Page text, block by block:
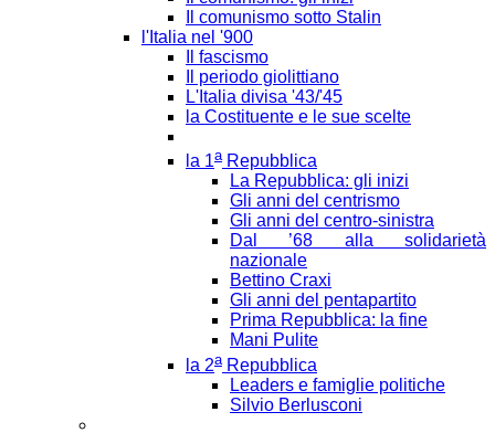
Il comunismo sotto Stalin
l'Italia nel '900
Il fascismo
Il periodo giolittiano
L'Italia divisa '43/'45
la Costituente e le sue scelte
la 1aRepubblica
La Repubblica: gli inizi
Gli anni del centrismo
Gli anni del centro-sinistra
Dal ’68 alla solidarietà
nazionale
Bettino Craxi
Gli anni del pentapartito
Prima Repubblica: la fine
Mani Pulite
la 2aRepubblica
Leaders e famiglie politiche
Silvio Berlusconi